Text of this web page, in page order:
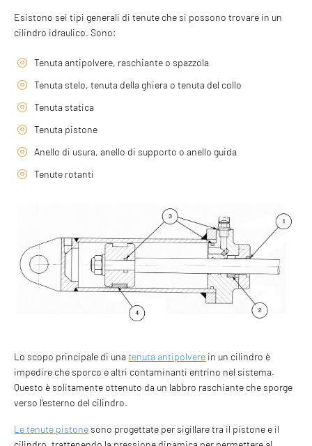
Esistono sei tipi generali di tenute che si possono trovare in un
cilindro idraulico. Sono:
Tenuta antipolvere, raschiante o spazzola
Tenuta stelo, tenuta della ghiera o tenuta del collo
Tenuta statica
Tenuta pistone
Anello di usura, anello di supporto o anello guida
Tenute rotanti
Lo scopo principale di unatenuta antipolvere in un cilindro è
impedire che sporco e altri contaminanti entrino nel sistema.
Questo è solitamente ottenuto da un labbro raschiante che sporge
verso l'esterno del cilindro.
Le tenute pistone sono progettate per sigillare tra il pistone e il